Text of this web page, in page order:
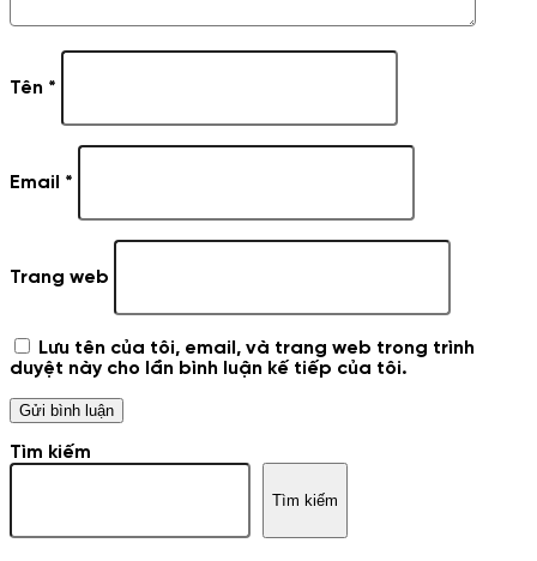
Tên *
Email *
Trang web
Lưu tên của tôi, email, và trang web trong trình
duyệt này cho lần bình luận kế tiếp của tôi.
Tìm kiếm
Tìm kiếm